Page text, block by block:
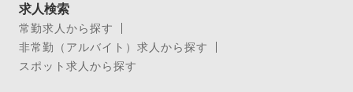
求人検索
常勤求人から探す
非常勤（アルバイト）求人から探す
スポット求人から探す